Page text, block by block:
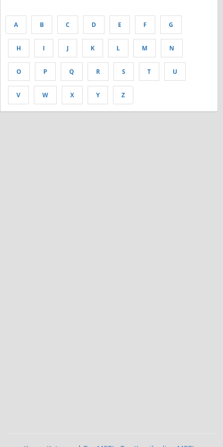
A B C D E F G
H I J K L M N
O P Q R S T U
V W X Y Z